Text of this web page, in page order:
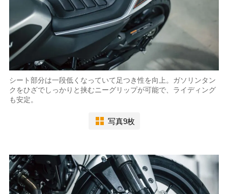
シート部分は一段低くなっていて足つき性を向上。ガソリンタン
クをひざでしっかりと挟むニーグリップが可能で、ライディング
も安定。
写真9枚